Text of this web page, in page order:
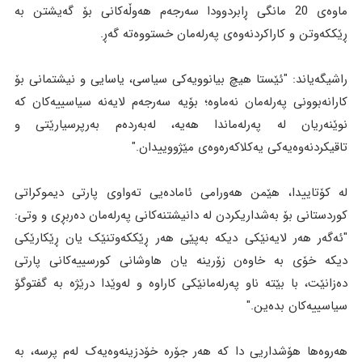
ماوەی 20 مانگی ڕابردوودا سەرجەم هەوڵەکانی بۆ گەیشتن بە
ڕێککەوتن و کاراکردنەوەی پەرلەمان خستووەتە گەڕ.
راشیگەیاند: "ئێستا هیچ بیانوویەکی سیاسی، یاسایی و نیشتمانی بۆ
کارانەبوونی پەرلەمان نەماوە؛ بۆیە سەرجەم لایەنە سیاسییەکان کە
نوێنەریان لە پەرلەماندا هەیە، لەبەردەم بەرپرسیارێتی و
تاقیکردنەوەیەکی یەکلاکەرەوەی مێژووییدان."
لە کۆتاییدا، هێمن هەورامی ئامادەیی تەواوی پارتی دیموکراتی
کوردستانی بۆ بەشداریکردن لە دانیشتنەکانی پەرلەمان دەربڕی و وتی:
"ئەگەر هەر لایەنێکی دیکە بەپێی هەر ڕێککەوتنێک یان ڕێکارێکی
دیکە خۆی بە خاوەن زۆرینە یان هاوشانی کورسییەکانی پارتی
دەزانێت، با بێتە ناو پەرلەمانێکی کاراوە و لەوێدا درێژە بە گفتوگۆ
سیاسییەکان بدەین."
هەروەها هۆشداریی دا کە هەر جۆرە خۆدزینەوەیەک لەم پرسە، بە